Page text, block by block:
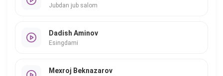
Jubdan jub salom
Dadish Aminov
Esingdami
Mexroj Beknazarov